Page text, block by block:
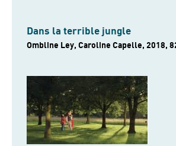
Dans la terrible jungle
Ombline Ley, Caroline Capelle, 2018,